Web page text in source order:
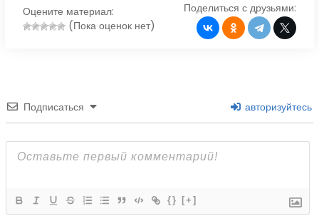
Оцените материал:
(Пока оценок нет)
Поделиться с друзьями:
Подписаться авторизуйтесь
{} [+]